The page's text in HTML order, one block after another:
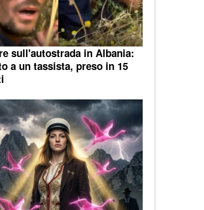
sull'autostrada in Albania:
a un tassista, preso in 15